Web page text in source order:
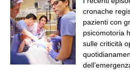
cronache
pazienti con
psicomotoria
sulle criticità